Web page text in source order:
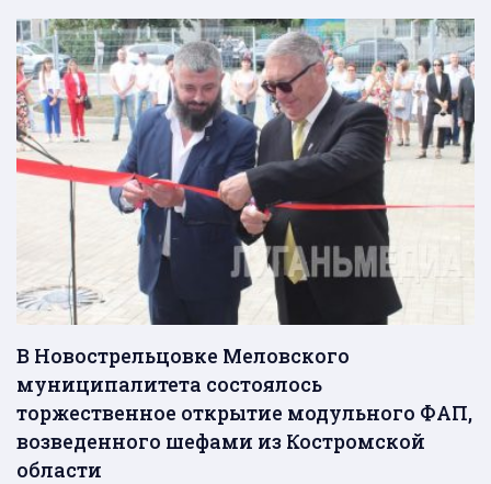
В Новострельцовке Меловского
муниципалитета состоялось
торжественное открытие модульного ФАП,
возведенного шефами из Костромской
области